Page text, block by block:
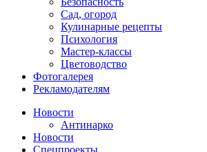
Сад, огород
Кулинарные рецепты
Психология
Мастер-классы
Цветоводство
Фотогалерея
Рекламодателям
Новости
Антинарко
Новости